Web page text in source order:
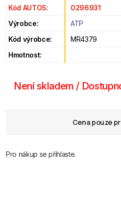
Kód AUTOS:
0296931
Výrobce:
ATP
Kód výrobce:
MR4379
Hmotnost:
Není skladem /
Cena pouze
Pro nákup se přihlaste.